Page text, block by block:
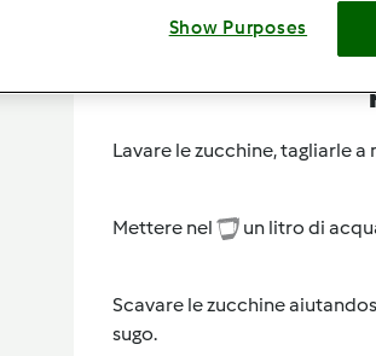
Lavare le zucchine, tagliarle a
Mettere nel un litro di
Scavare le zucchine
sugo.
Show Purposes